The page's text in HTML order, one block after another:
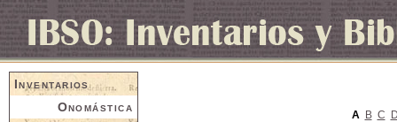
Inventarios
Onomástica
A B C